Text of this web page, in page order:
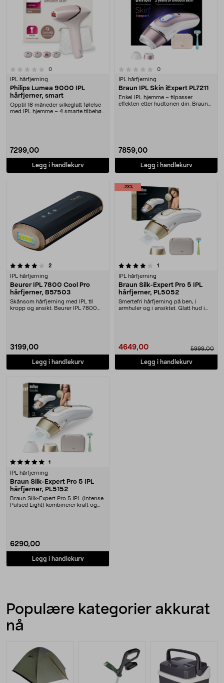
0anmeldelser
IPL hårfjerning
Philips Lumea 9000 IPL
hårfjerner, smart
Opptil 18 måneder silkeglatt følelse
med IPL hjemme – 4 smarte tilbehør
7299,00
Legg i handlekurv
0.0 av 5 stjerner 0anmeldelser
IPL hårfjerning
Braun IPL Skin iExpert PL7211
Enkel IPL hjemme – tilpasser
effekten etter hudtonen din. Braun
7859,00
Legg i handlekurv
2anmeldelser
IPL hårfjerning
Beurer IPL 7800 Cool Pro
hårfjerner, B57503
Skånsom hårfjerning med IPL til
kropp og ansikt. Beurer IPL 7800
3199,00
Legg i handlekurv
-23%
4.0 av 5 stjerner 1
IPL hårfjerning
Braun Silk-Expert Pro 5 IPL
hårfjerner, PL5052
Smertefri hårfjerning på ben, i
armhuler og i ansiktet. Glatt hud i
4649,00 5999,00
Legg i handlekurv
1
IPL hårfjerning
Braun Silk-Expert Pro 5 IPL
hårfjerner, PL5152
Braun Silk-Expert Pro 5 IPL (Intense
Pulsed Light) kombinerer kraft og
6290,00
Legg i handlekurv
Populære kategorier akkurat
nå